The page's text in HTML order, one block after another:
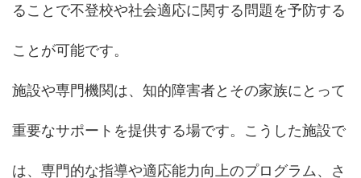
ることで不登校や社会適応に関する問題を予防する
ことが可能です。
施設や専門機関は、知的障害者とその家族にとって
重要なサポートを提供する場です。こうした施設で
は、専門的な指導や適応能力向上のプログラム、さ